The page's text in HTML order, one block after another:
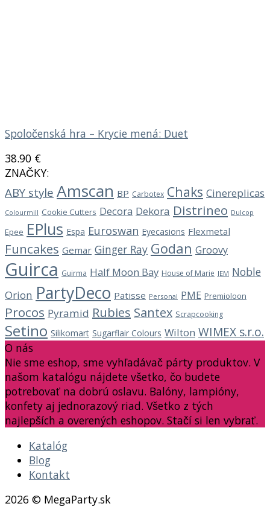
Spoločenská hra – Krycie mená: Duet
38.90 €
ZNAČKY:
ABY style Amscan BP Carbotex Chaks Cinereplicas
Colourmill Cookie Cutters Decora Dekora Distrineo Dulcop
Epee EPlus Espa Euroswan Eyecasions Flexmetal
Funcakes Gemar Ginger Ray Godan Groovy
Guirca Guirma Half Moon Bay House of Marie JEM Noble
Orion PartyDeco Patisse Personal PME Premioloon
Procos Pyramid Rubies Santex Scrapcooking
Setino Silikomart Sugarflair Colours Wilton WIMEX s.r.o.
O nás
Nie sme eshop, sme vyhľadávač párty produktov. V
našom katalógu nájdete všetko, čo budete
potrebovať na dobrú oslavu. Balóny, lampióny,
konfety aj jednorazový riad. Všetko z tých
najlepších a overených eshopov. Stačí si len vybrať.
Katalóg
Blog
Kontakt
2026 © MegaParty.sk